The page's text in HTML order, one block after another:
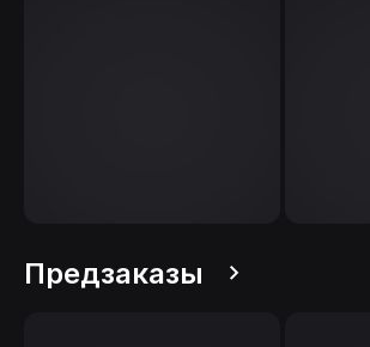
Предзаказы